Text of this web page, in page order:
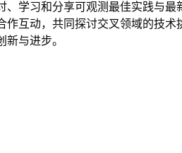
、学习和分享可观测最佳实践与最
作互动，共同探讨交叉领域的技术
新与进步。